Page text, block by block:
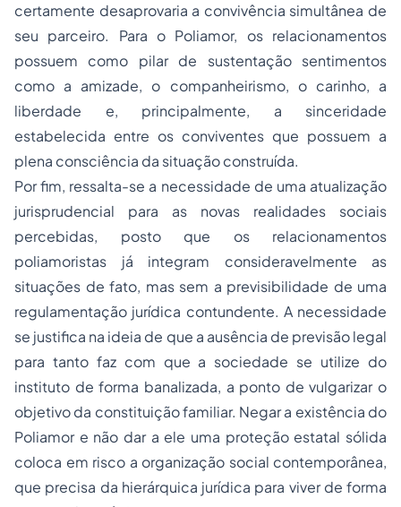
certamente desaprovaria a convivência simultânea de
seu parceiro. Para o Poliamor, os relacionamentos
possuem como pilar de sustentação sentimentos
como a amizade, o companheirismo, o carinho, a
liberdade e, principalmente, a sinceridade
estabelecida entre os conviventes que possuem a
plena consciência da situação construída.
Por fim, ressalta-se a necessidade de uma atualização
jurisprudencial para as novas realidades sociais
percebidas, posto que os relacionamentos
poliamoristas já integram consideravelmente as
situações de fato, mas sem a previsibilidade de uma
regulamentação jurídica contundente. A necessidade
se justifica na ideia de que a ausência de previsão legal
para tanto faz com que a sociedade se utilize do
instituto de forma banalizada, a ponto de vulgarizar o
objetivo da constituição familiar. Negar a existência do
Poliamor e não dar a ele uma proteção estatal sólida
coloca em risco a organização social contemporânea,
que precisa da hierárquica jurídica para viver de forma